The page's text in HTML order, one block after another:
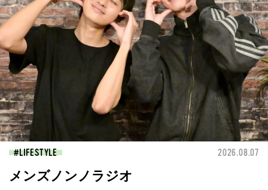
LIFESTYLE 2026.08.07
メンズノンノラジオ